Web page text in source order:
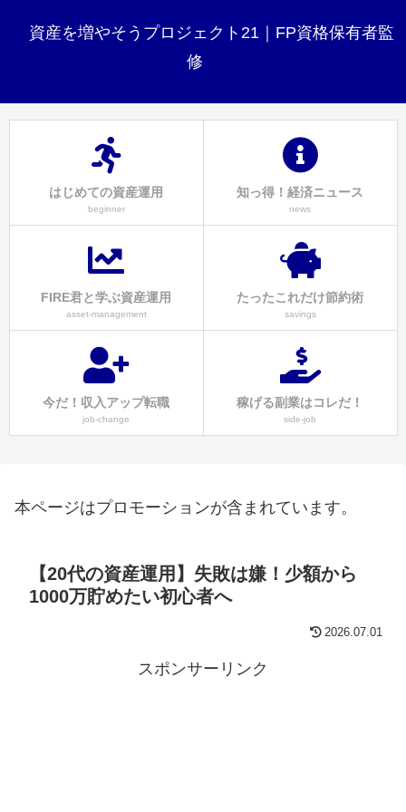
資産を増やそうプロジェクト21｜FP資格保有者監
修
はじめての資産運用
beginner
知っ得！経済ニュース
news
FIRE君と学ぶ資産運用
asset-management
たったこれだけ節約術
savings
今だ！収入アップ転職
job-change
稼げる副業はコレだ！
side-job
本ページはプロモーションが含まれています。
【20代の資産運用】失敗は嫌！少額から
1000万貯めたい初心者へ
2026.07.01
スポンサーリンク